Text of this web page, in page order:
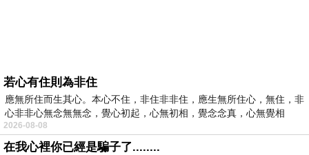
若心有住則為非住
應無所住而生其心。本心不住，非住非非住，應生無所住心，無住，非
心非非心無念無無念，覺心初起，心無初相，覺念念真，心無覺相
2026-08-08
在我心裡你已經是騙子了........